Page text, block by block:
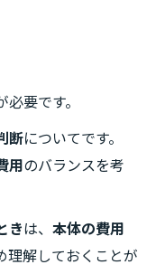
要です。
断についてです。
用のバランスを考
きは、 本体の費用
理解しておくことが